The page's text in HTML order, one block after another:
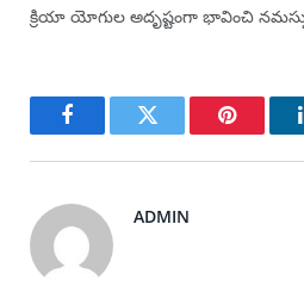
క్రియా యోగుల అదృష్టంగా భావించి
FacebookTwitter Pinterest
ADMIN